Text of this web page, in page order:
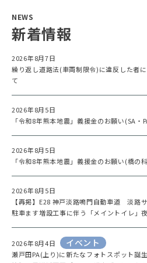
NEWS
新着情報
2026年8月7日
繰り返し道路法(車両制限令)に違反した者
て
2026年8月5日
「令和8年熊本地震」義援金のお願い(SA・
2026年8月5日
「令和8年熊本地震」義援金のお願い(橋の
2026年8月5日
【再掲】E28 神戸淡路鳴門自動車道 淡路
駐車ます増設工事に伴う「メイントイレ」
2026年8月4日 イベント
瀬戸田PA(上り)に新たなフォトスポット誕